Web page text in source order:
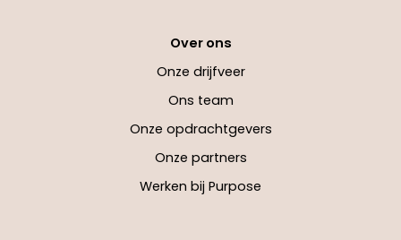
Over ons
Onze drijfveer
Ons team
Onze opdrachtgevers
Onze partners
Werken bij Purpose